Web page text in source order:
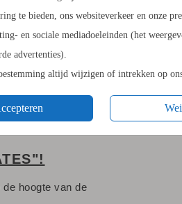
te bieden, ons websiteverkeer en onze
en sociale mediadoeleinden (het
advertenties).
altijd wijzigen of intrekken op
de hoogte van de